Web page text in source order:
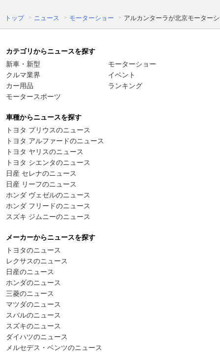
トップ ニュース モーターショー アルカンターラが北京モーター
カテゴリからニュースを探す
新車・新型
クルマ業界
カー用品
モータースポーツ
モーターショー
イベント
ランキング
車種からニュースを探す
トヨタ プリウスのニュース
トヨタ アルファードのニュース
トヨタ ヤリスのニュース
トヨタ シエンタのニュース
日産 セレナのニュース
日産 リーフのニュース
ホンダ ヴェゼルのニュース
ホンダ フリードのニュース
スズキ ジムニーのニュース
メーカーからニュースを探す
トヨタのニュース
レクサスのニュース
日産のニュース
ホンダのニュース
三菱のニュース
マツダのニュース
スバルのニュース
スズキのニュース
ダイハツのニュース
メルセデス・ベンツのニュース